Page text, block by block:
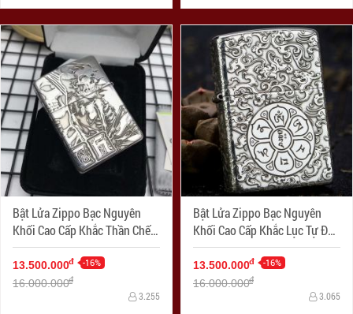
Bật Lửa Zippo Bạc Nguyên
Khối Cao Cấp Khắc Thần Chết
Armor
13.500.000đ -16%
16.000.000đ
3.255
Bật Lửa Zippo Bạc Nguyên
Khối Cao Cấp Khắc Lục Tự Đại
Minh Chú Armor
13.500.000đ -16%
16.000.000đ
3.065